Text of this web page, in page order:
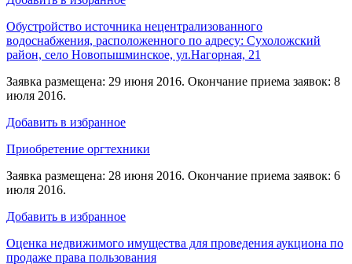
Обустройство источника нецентрализованного
водоснабжения, расположенного по адресу: Сухоложский
район, село Новопышминское, ул.Нагорная, 21
Заявка размещена: 29 июня 2016. Окончание приема заявок: 8
июля 2016.
Добавить в избранное
Приобретение оргтехники
Заявка размещена: 28 июня 2016. Окончание приема заявок: 6
июля 2016.
Добавить в избранное
Оценка недвижимого имущества для проведения аукциона по
продаже права пользования